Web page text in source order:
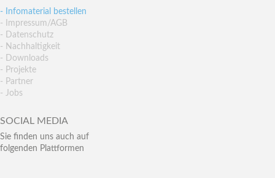
- Infomaterial bestellen
- Impressum/AGB
- Datenschutz
- Nachhaltigkeit
- Downloads
- Projekte
- Partner
- Jobs
SOCIAL MEDIA
Sie finden uns auch auf
folgenden Plattformen